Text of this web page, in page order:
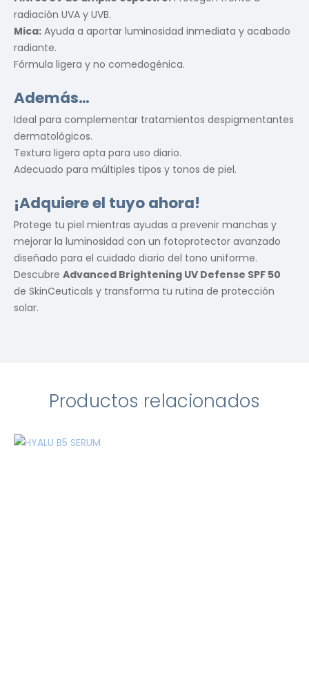
radiación UVA y UVB.
Mica: Ayuda a aportar luminosidad inmediata y acabado
radiante.
Fórmula ligera y no comedogénica.
Además…
Ideal para complementar tratamientos despigmentantes
dermatológicos.
Textura ligera apta para uso diario.
Adecuado para múltiples tipos y tonos de piel.
¡Adquiere el tuyo ahora!
Protege tu piel mientras ayudas a prevenir manchas y
mejorar la luminosidad con un fotoprotector avanzado
diseñado para el cuidado diario del tono uniforme.
Descubre Advanced Brightening UV Defense SPF 50
de SkinCeuticals y transforma tu rutina de protección
solar.
Productos relacionados